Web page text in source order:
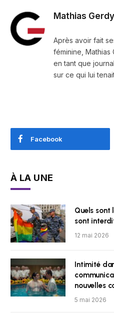
Mathias Gerdy
Après avoir fait
féminine,
en tant que
sur ce qui lui
Facebook
À LA UNE
Quels sont
sont
12 mai 2026
Intimité
nouvelles
5 mai 2026